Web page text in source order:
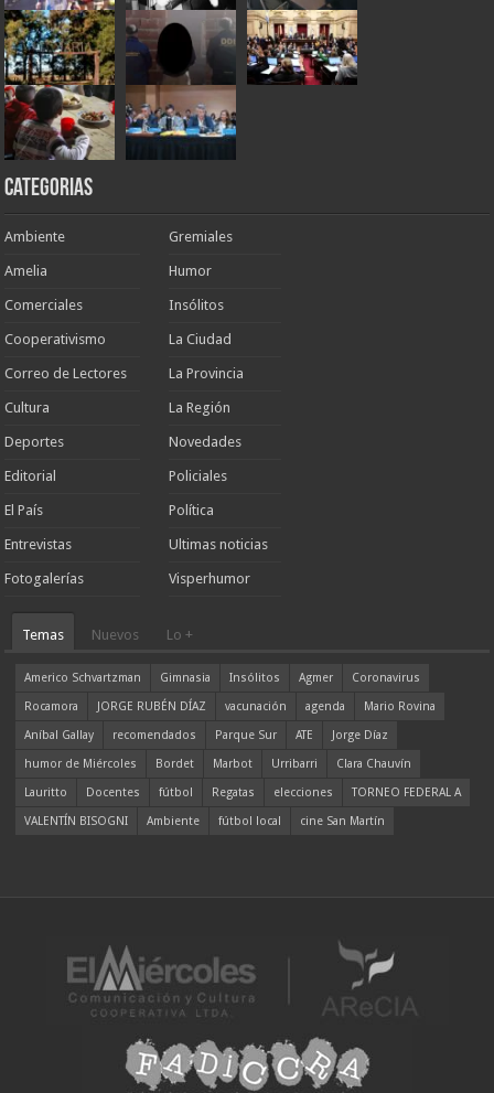
Categorias
Ambiente
Amelia
Comerciales
Cooperativismo
Correo de Lectores
Cultura
Deportes
Editorial
El País
Entrevistas
Fotogalerías
Gremiales
Humor
Insólitos
La Ciudad
La Provincia
La Región
Novedades
Policiales
Política
Ultimas noticias
Visperhumor
Temas Nuevos Lo +
Americo Schvartzman Gimnasia Insólitos Agmer
Coronavirus
Rocamora
JORGE RUBÉN DÍAZ vacunación agenda
Mario Rovina
Aníbal Gallay
recomendados Parque Sur ATE
Jorge Díaz
humor de Miércoles
Bordet Marbot Urribarri
Clara Chauvín
Lauritto
Docentes fútbol Regatas elecciones
TORNEO FEDERAL A
VALENTÍN BISOGNI
Ambiente fútbol local cine San Martín